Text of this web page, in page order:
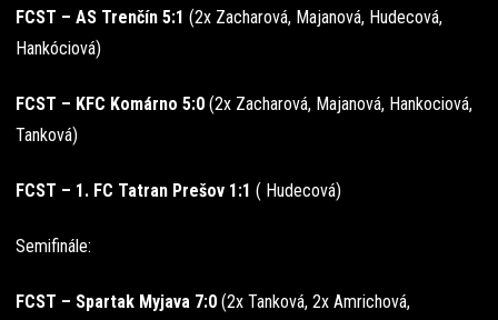
FCST – AS Trenčín 5:1 (2x Zacharová, Majanová, Hudecová,
Hankóciová)
FCST – KFC Komárno 5:0 (2x Zacharová, Majanová, Hankociová,
Tanková)
FCST – 1. FC Tatran Prešov 1:1 ( Hudecová)
Semifinále:
FCST – Spartak Myjava 7:0 (2x Tanková, 2x Amrichová,